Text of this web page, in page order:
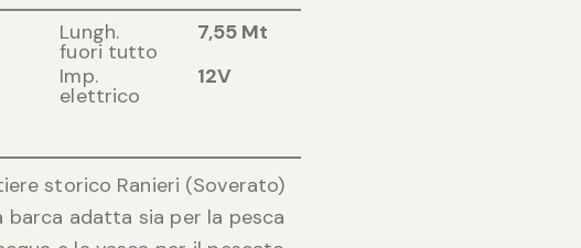
Lungh.
fuori tutto
7,55 Mt
Imp.
elettrico
12V
storico Ranieri (Soverato)
barca adatta sia per la pesca